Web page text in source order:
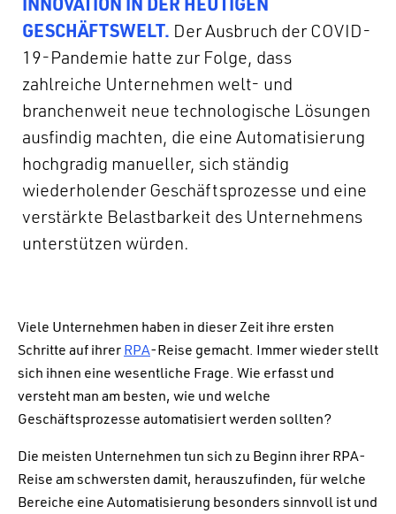
GESCHÄFTSWELT. Der Ausbruch der COVID-
19-Pandemie hatte zur Folge, dass
zahlreiche Unternehmen welt- und
branchenweit neue technologische Lösungen
ausfindig machten, die eine Automatisierung
hochgradig manueller, sich ständig
wiederholender Geschäftsprozesse und eine
verstärkte Belastbarkeit des Unternehmens
unterstützen würden.
Viele Unternehmen haben in dieser Zeit ihre ersten
Schritte auf ihrerRPA-Reise gemacht. Immer wieder stellt
sich ihnen eine wesentliche Frage. Wie erfasst und
versteht man am besten, wie und welche
Geschäftsprozesse automatisiert werden sollten?
Die meisten Unternehmen tun sich zu Beginn ihrer RPA-
Reise am schwersten damit, herauszufinden, für welche
Bereiche eine Automatisierung besonders sinnvoll ist und